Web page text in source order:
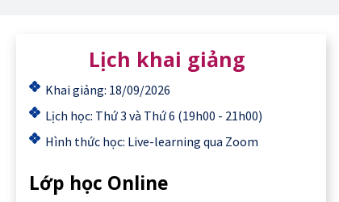
Lịch khai giảng
Lớp học Online
Khai giảng: 18/09/2026
Lịch học: Thứ 3 và Thứ 6 (19h00 - 21h00)
Hình thức học: Live-learning qua Zoom